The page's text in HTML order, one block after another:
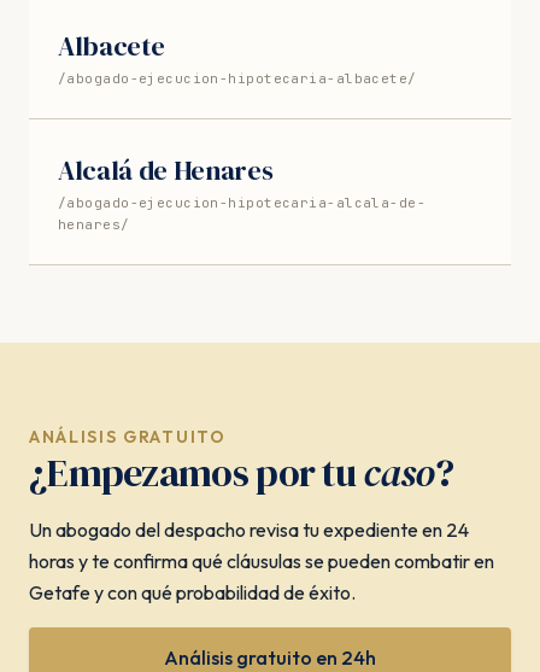
Albacete
/abogado-ejecucion-hipotecaria-albacete/
Alcalá de Henares
/abogado-ejecucion-hipotecaria-alcala-de-
henares/
ANÁLISIS GRATUITO
¿Empezamos por tucaso?
Un abogado del despacho revisa tu expediente en 24
horas y te confirma qué cláusulas se pueden combatir en
Getafe y con qué probabilidad de éxito.
Análisis gratuito en 24h